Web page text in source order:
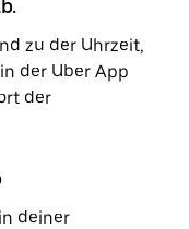
zu der Uhrzeit,
der Uber App
der
deiner